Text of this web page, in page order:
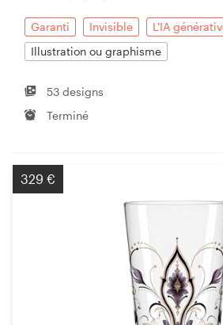
Garanti Invisible
L'IA
Illustration ou graphisme
53 designs
Terminé
329 €